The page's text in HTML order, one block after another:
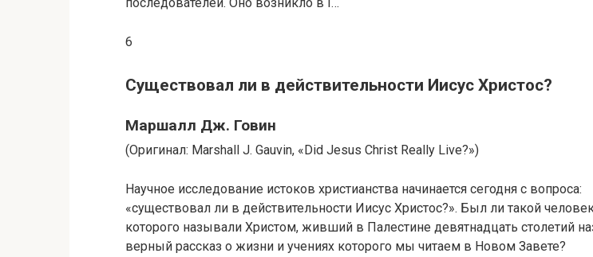
6
Существовал ли в действительности Иисус Христос?
Маршалл Дж. Говин
(Оригинал: Marshall J. Gauvin, «Did Jesus Christ Really Live?»)
Научное исследование истоков христианства начинается сегодня с вопроса:
«существовал ли в действительности Иисус Христос?». Был ли такой
которого называли Христом, живший в Палестине девятнадцать столетий
верный рассказ о жизни и учениях которого мы читаем в Новом Завете?